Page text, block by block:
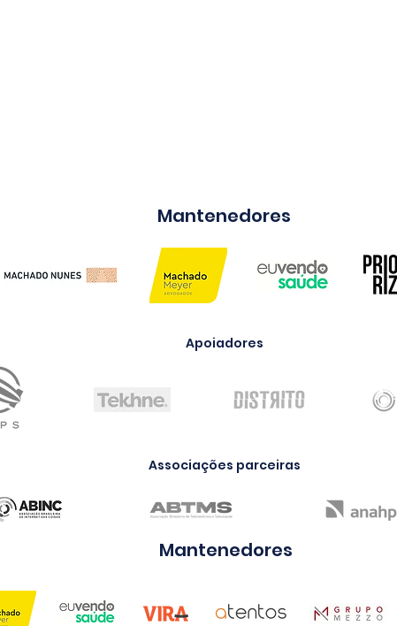
Mantenedores
Apoiadores
Associações parceiras
Mantenedores